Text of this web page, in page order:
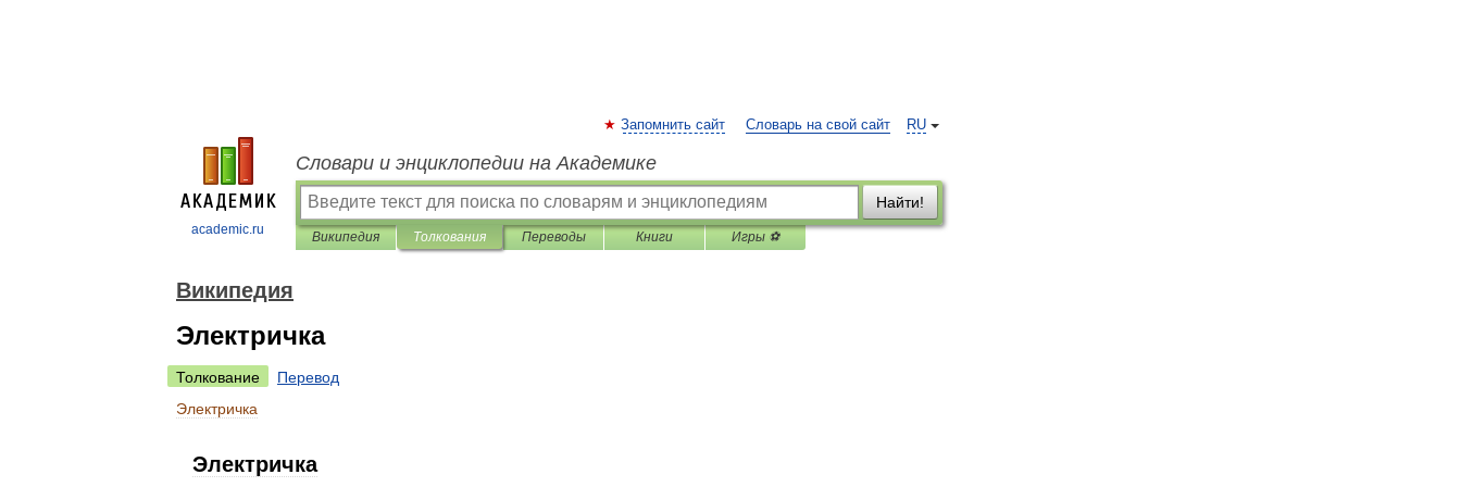
academic.ru
RU
Запомнить сайт Словарь на свой сайт
Словари и энциклопедии на Академике
Найти!
Википедия Толкования Переводы Книги Игры ⚽
Википедия
Электричка
Толкование
Перевод
Электричка
Электричка